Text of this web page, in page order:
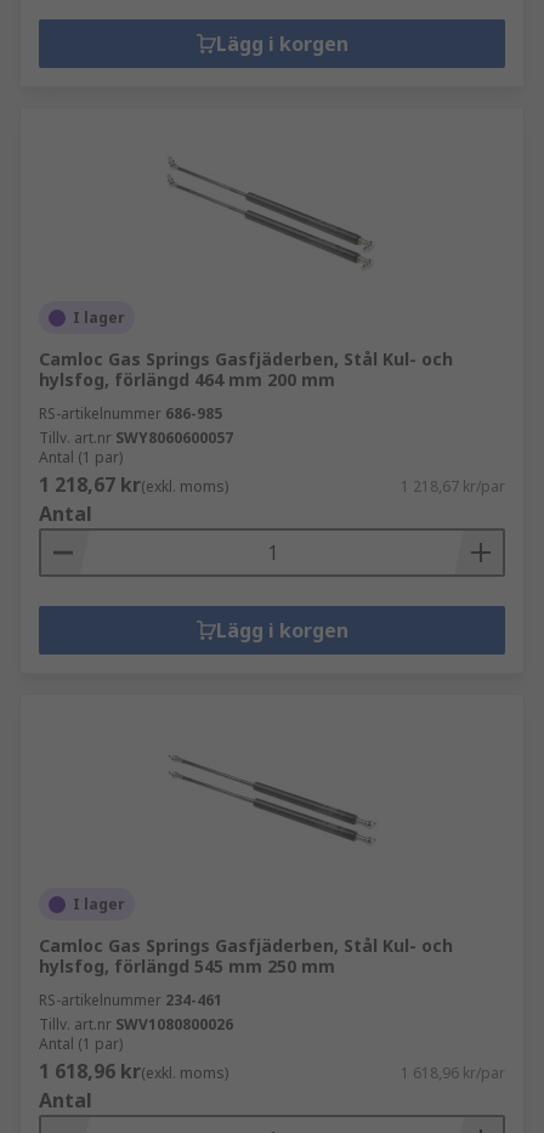
Lägg i korgen
I lager
Camloc Gas Springs Gasfjäderben, Stål Kul- och
hylsfog, förlängd 464 mm 200 mm
RS-artikelnummer 686-985
Tillv. art.nr SWY8060600057
Antal (1 par)
1 218,67 kr(exkl. moms) 1 218,67 kr/par
Antal
Lägg i korgen
I lager
Camloc Gas Springs Gasfjäderben, Stål Kul- och
hylsfog, förlängd 545 mm 250 mm
RS-artikelnummer 234-461
Tillv. art.nr SWV1080800026
Antal (1 par)
1 618,96 kr(exkl. moms) 1 618,96 kr/par
Antal